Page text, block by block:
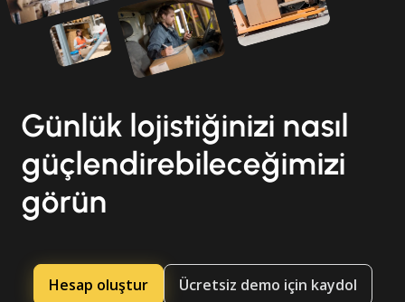
Günlük lojistiğinizi nasıl
güçlendirebileceğimizi
görün
Hesap oluştur Ücretsiz demo için kaydol